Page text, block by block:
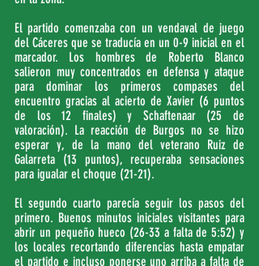
El partido comenzaba con un vendaval de juego
del Cáceres que se traducía en un 0-9 inicial en el
marcador. Los hombres de Roberto Blanco
salieron muy concentrados en defensa y ataque
para dominar los primeros compases del
encuentro gracias al acierto de Xavier (6 puntos
de los 12 finales) y Schaftenaar (25 de
valoración). La reacción de Burgos no se hizo
esperar y, de la mano del veterano Ruiz de
Galarreta (13 puntos), recuperaba sensaciones
para igualar el choque (21-21).
El segundo cuarto parecía seguir los pasos del
primero. Buenos minutos iniciales visitantes para
abrir un pequeño hueco (26-33 a falta de 5:52) y
los locales recortando diferencias hasta empatar
el partido e incluso ponerse uno arriba a falta de